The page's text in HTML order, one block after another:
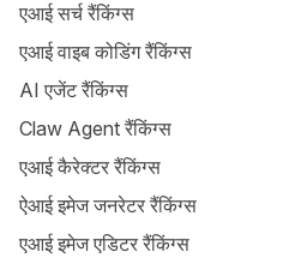
एआई सर्च रैंकिंग्स
एआई वाइब कोडिंग रैंकिंग्स
AI एजेंट रैंकिंग्स
Claw Agent रैंकिंग्स
एआई कैरेक्टर रैंकिंग्स
ऐआई इमेज जनरेटर रैंकिंग्स
एआई इमेज एडिटर रैंकिंग्स